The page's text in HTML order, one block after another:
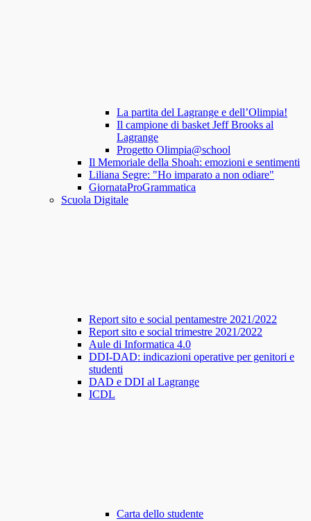
La partita del Lagrange e dell’Olimpia!
Il campione di basket Jeff Brooks al
Lagrange
Progetto Olimpia@school
Il Memoriale della Shoah: emozioni e sentimenti
Liliana Segre: "Ho imparato a non odiare"
GiornataProGrammatica
Scuola Digitale
Report sito e social pentamestre 2021/2022
Report sito e social trimestre 2021/2022
Aule di Informatica 4.0
DDI-DAD: indicazioni operative per genitori e
studenti
DAD e DDI al Lagrange
ICDL
Carta dello studente